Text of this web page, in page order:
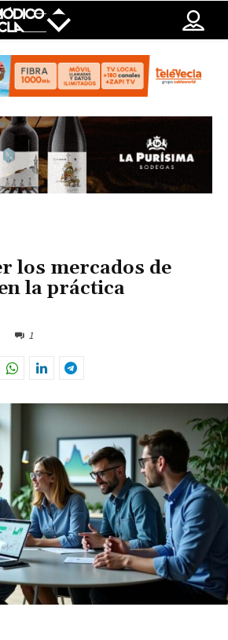
los mercados de
la práctica
1